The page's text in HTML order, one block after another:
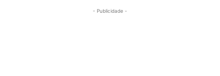
- Publicidade -